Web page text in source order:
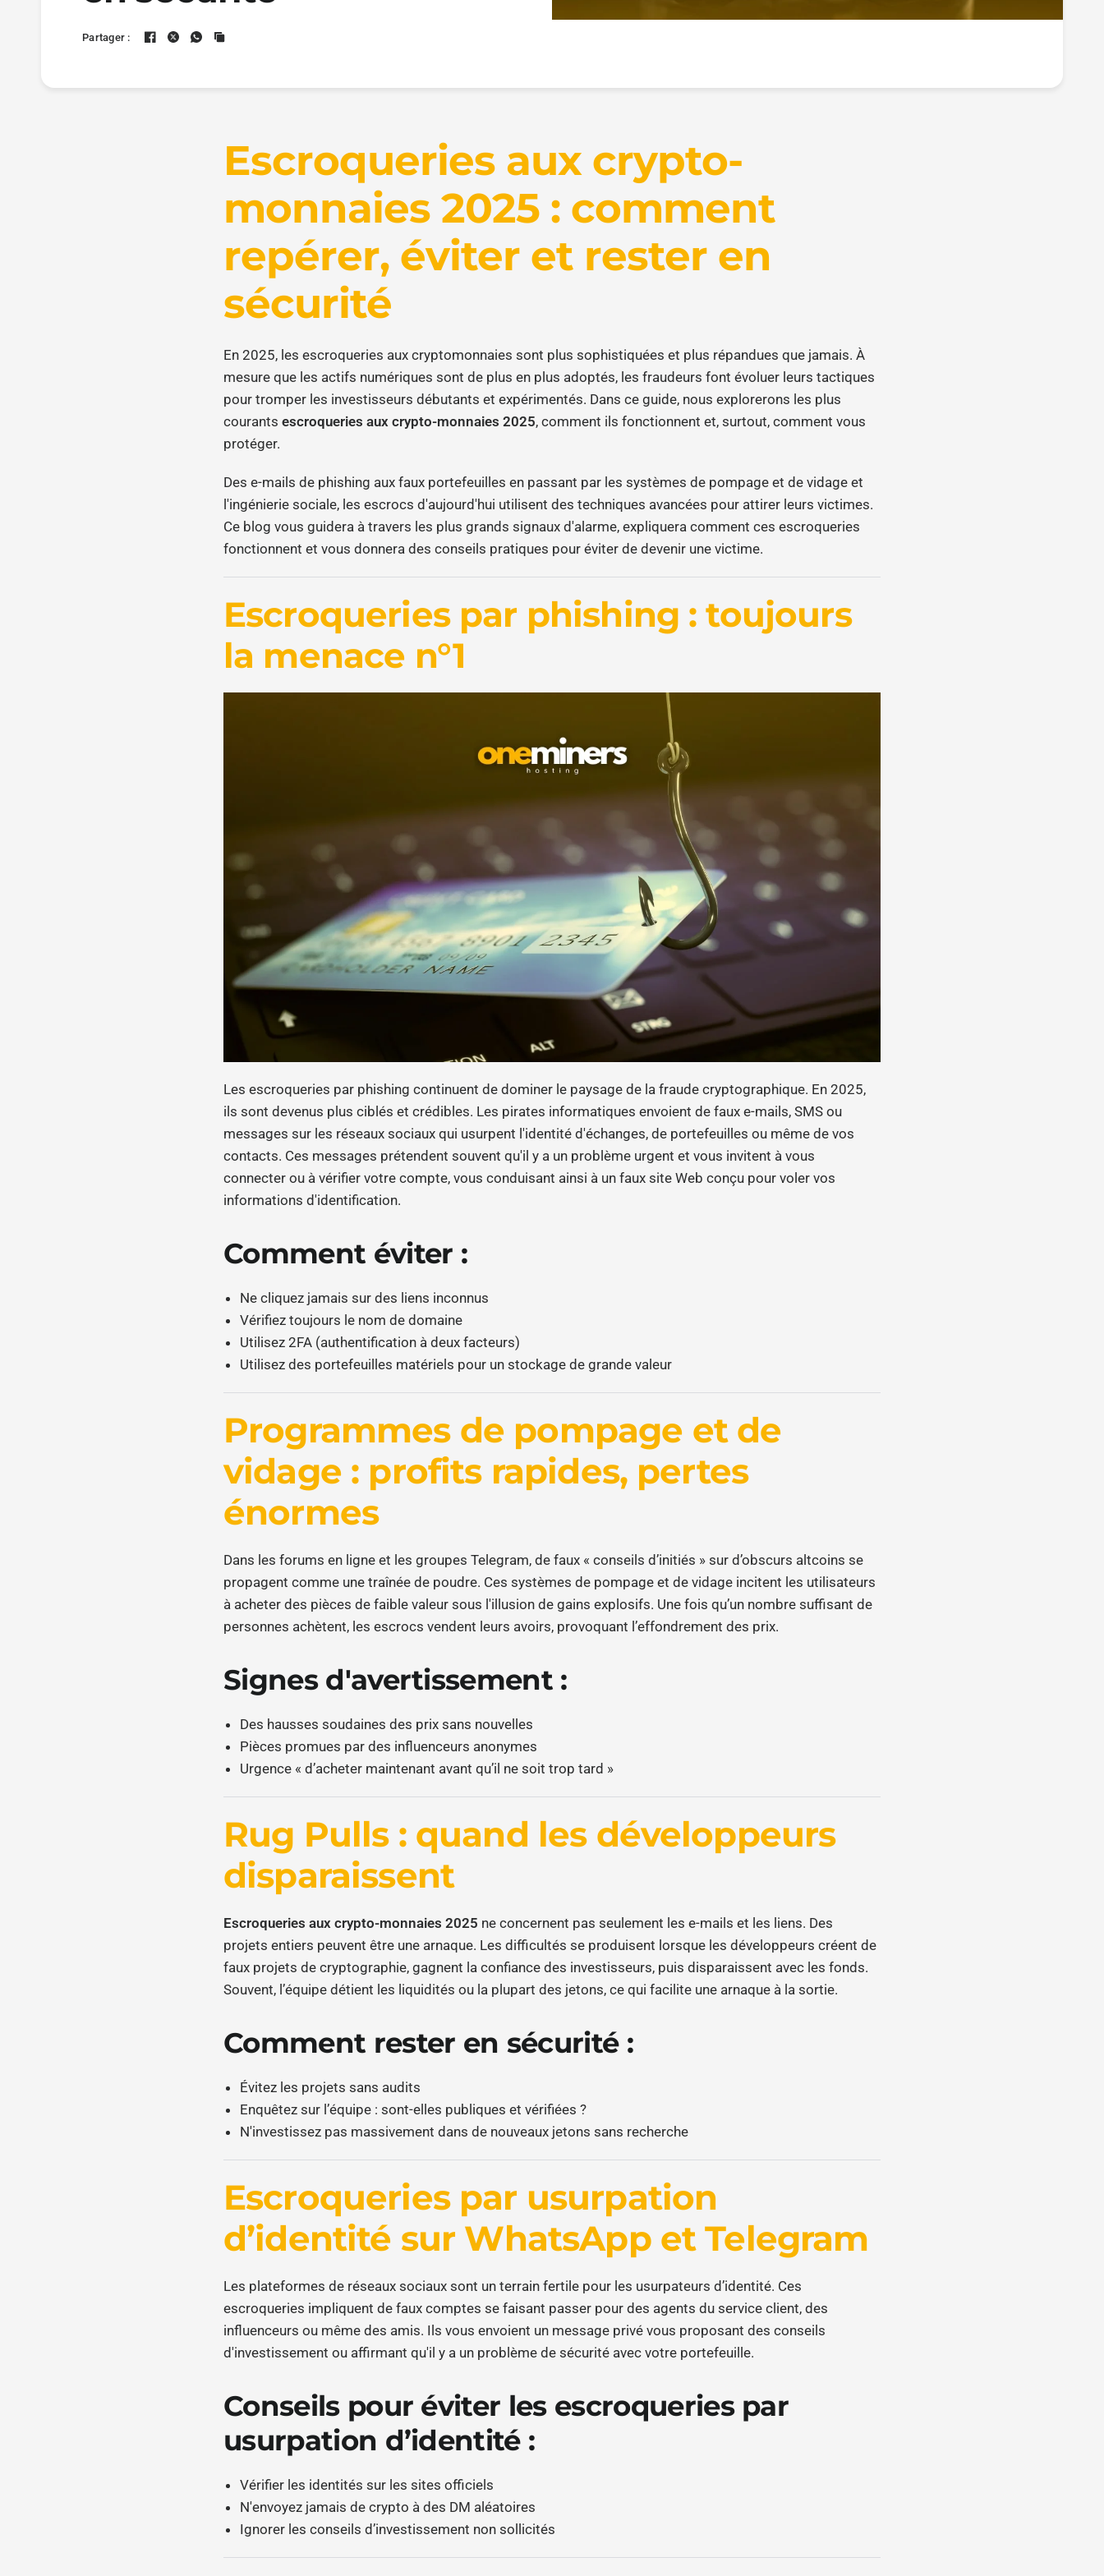
Partager :
Escroqueries aux crypto-
monnaies 2025 : comment
repérer, éviter et rester en
sécurité
En 2025, les escroqueries aux cryptomonnaies sont plus sophistiquées et plus répandues que jamais. À
mesure que les actifs numériques sont de plus en plus adoptés, les fraudeurs font évoluer leurs tactiques
pour tromper les investisseurs débutants et expérimentés. Dans ce guide, nous explorerons les plus
courants escroqueries aux crypto-monnaies 2025, comment ils fonctionnent et, surtout, comment vous
protéger.
Des e-mails de phishing aux faux portefeuilles en passant par les systèmes de pompage et de vidage et
l'ingénierie sociale, les escrocs d'aujourd'hui utilisent des techniques avancées pour attirer leurs victimes.
Ce blog vous guidera à travers les plus grands signaux d'alarme, expliquera comment ces escroqueries
fonctionnent et vous donnera des conseils pratiques pour éviter de devenir une victime.
Escroqueries par phishing : toujours
la menace n°1
Les escroqueries par phishing continuent de dominer le paysage de la fraude cryptographique. En 2025,
ils sont devenus plus ciblés et crédibles. Les pirates informatiques envoient de faux e-mails, SMS ou
messages sur les réseaux sociaux qui usurpent l'identité d'échanges, de portefeuilles ou même de vos
contacts. Ces messages prétendent souvent qu'il y a un problème urgent et vous invitent à vous
connecter ou à vérifier votre compte, vous conduisant ainsi à un faux site Web conçu pour voler vos
informations d'identification.
Comment éviter :
Ne cliquez jamais sur des liens inconnus
Vérifiez toujours le nom de domaine
Utilisez 2FA (authentification à deux facteurs)
Utilisez des portefeuilles matériels pour un stockage de grande valeur
Programmes de pompage et de
vidage : profits rapides, pertes
énormes
Dans les forums en ligne et les groupes Telegram, de faux « conseils d’initiés » sur d’obscurs altcoins se
propagent comme une traînée de poudre. Ces systèmes de pompage et de vidage incitent les utilisateurs
à acheter des pièces de faible valeur sous l'illusion de gains explosifs. Une fois qu’un nombre suffisant de
personnes achètent, les escrocs vendent leurs avoirs, provoquant l’effondrement des prix.
Signes d'avertissement :
Des hausses soudaines des prix sans nouvelles
Pièces promues par des influenceurs anonymes
Urgence « d’acheter maintenant avant qu’il ne soit trop tard »
Rug Pulls : quand les développeurs
disparaissent
Escroqueries aux crypto-monnaies 2025 ne concernent pas seulement les e-mails et les liens. Des
projets entiers peuvent être une arnaque. Les difficultés se produisent lorsque les développeurs créent de
faux projets de cryptographie, gagnent la confiance des investisseurs, puis disparaissent avec les fonds.
Souvent, l’équipe détient les liquidités ou la plupart des jetons, ce qui facilite une arnaque à la sortie.
Comment rester en sécurité :
Évitez les projets sans audits
Enquêtez sur l’équipe : sont-elles publiques et vérifiées ?
N'investissez pas massivement dans de nouveaux jetons sans recherche
Escroqueries par usurpation
d’identité sur WhatsApp et Telegram
Les plateformes de réseaux sociaux sont un terrain fertile pour les usurpateurs d’identité. Ces
escroqueries impliquent de faux comptes se faisant passer pour des agents du service client, des
influenceurs ou même des amis. Ils vous envoient un message privé vous proposant des conseils
d'investissement ou affirmant qu'il y a un problème de sécurité avec votre portefeuille.
Conseils pour éviter les escroqueries par
usurpation d’identité :
Vérifier les identités sur les sites officiels
N'envoyez jamais de crypto à des DM aléatoires
Ignorer les conseils d’investissement non sollicités